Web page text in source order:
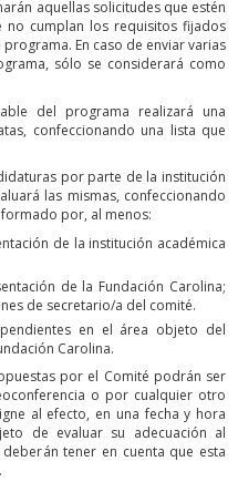
aquellas solicitudes que estén
cumplan los requisitos fijados
En caso de enviar varias
sólo se considerará como
del programa realizará una
confeccionando una lista que
por parte de la institución
las mismas, confeccionando
por, al menos:
de la institución académica
de la Fundación Carolina;
de secretario/a del comité.
en el área objeto del
Carolina.
por el Comité podrán ser
o por cualquier otro
al efecto, en una fecha y hora
de evaluar su adecuación al
tener en cuenta que esta